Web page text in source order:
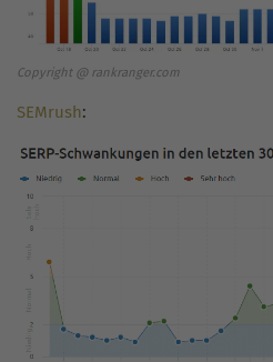
Copyright @ rankranger.com
SEMrush: